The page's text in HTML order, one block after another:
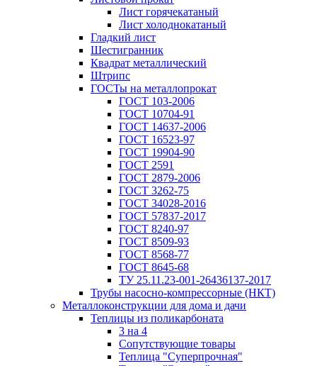
Лист горячекатаный
Лист холоднокатаный
Гладкий лист
Шестигранник
Квадрат металлический
Штрипс
ГОСТы на металлопрокат
ГОСТ 103-2006
ГОСТ 10704-91
ГОСТ 14637-2006
ГОСТ 16523-97
ГОСТ 19904-90
ГОСТ 2591
ГОСТ 2879-2006
ГОСТ 3262-75
ГОСТ 34028-2016
ГОСТ 57837-2017
ГОСТ 8240-97
ГОСТ 8509-93
ГОСТ 8568-77
ГОСТ 8645-68
ТУ 25.11.23-001-26436137-2017
Трубы насосно-компрессорные (НКТ)
Металлоконструкции для дома и дачи
Теплицы из поликарбоната
3 на 4
Сопутствующие товары
Теплица "Суперпрочная"